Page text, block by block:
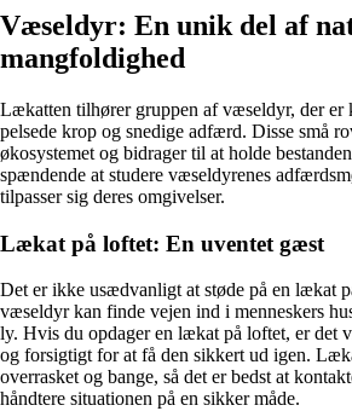
Væseldyr: En unik del af
mangfoldighed
Lækatten tilhører gruppen af væseldyr, der er
pelsede krop og snedige adfærd. Disse små
økosystemet og bidrager til at holde
spændende at studere væseldyrenes
tilpasser sig deres omgivelser.
Lækat på loftet: En uventet gæst
Det er ikke usædvanligt at støde på en lækat
væseldyr kan finde vejen ind i menneskers
ly. Hvis du opdager en lækat på loftet, er det
og forsigtigt for at få den sikkert ud igen.
overrasket og bange, så det er bedst at
håndtere situationen på en sikker måde.